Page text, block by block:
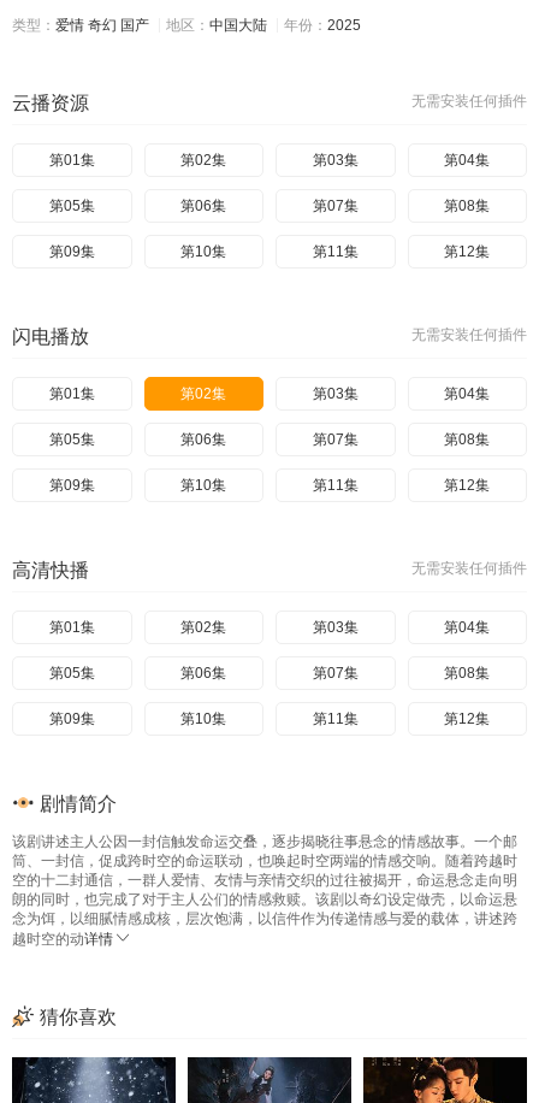
类型： 爱情 奇幻 国产 地区： 中国大陆 年份： 2025
无需安装任何插件
云播资源
第01集 第02集 第03集 第04集
第05集 第06集 第07集 第08集
第09集 第10集 第11集 第12集
无需安装任何插件
闪电播放
第01集 第02集 第03集 第04集
第05集 第06集 第07集 第08集
第09集 第10集 第11集 第12集
无需安装任何插件
高清快播
第01集 第02集 第03集 第04集
第05集 第06集 第07集 第08集
第09集 第10集 第11集 第12集
剧情简介
该剧讲述主人公因一封信触发命运交叠，逐步揭晓往事悬念的情感故事。一个邮
筒、一封信，促成跨时空的命运联动，也唤起时空两端的情感交响。随着跨越时
空的十二封通信，一群人爱情、友情与亲情交织的过往被揭开，命运悬念走向明
朗的同时，也完成了对于主人公们的情感救赎。该剧以奇幻设定做壳，以命运悬
念为饵，以细腻情感成核，层次饱满，以信件作为传递情感与爱的载体，讲述跨
越时空的动详情
猜你喜欢